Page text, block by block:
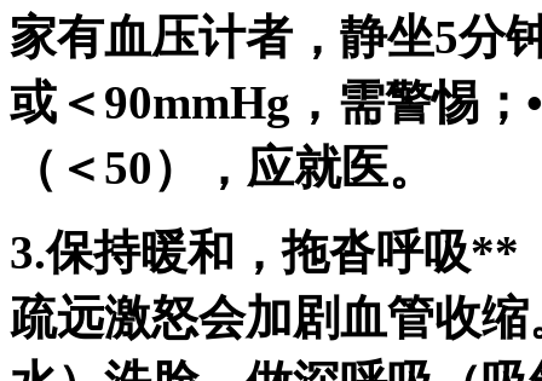
家有血压计者，静坐5分
或＜90mmHg，需警惕
（＜50），应就医。
3.保持暖和，拖沓呼吸**
疏远激怒会加剧血管收